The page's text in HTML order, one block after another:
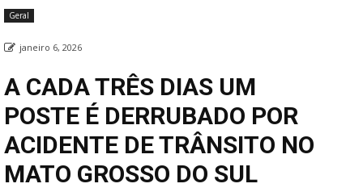
Geral
janeiro 6, 2026
A CADA TRÊS DIAS UM
POSTE É DERRUBADO POR
ACIDENTE DE TRÂNSITO NO
MATO GROSSO DO SUL